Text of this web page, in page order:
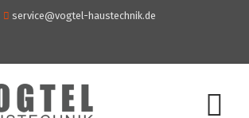
service@vogtel-haustechnik.de